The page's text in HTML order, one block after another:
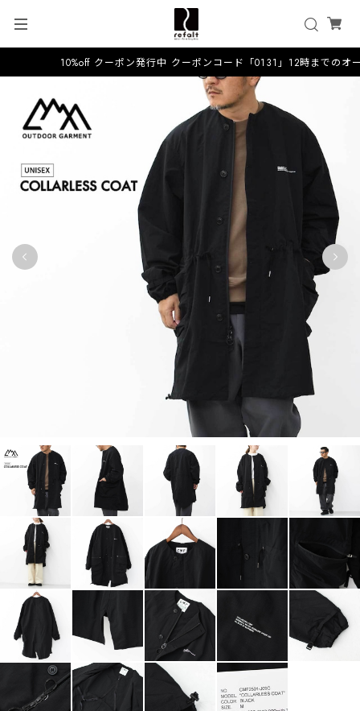
10%off クーポン発行中 クーポンコード「0131」12時までのオ